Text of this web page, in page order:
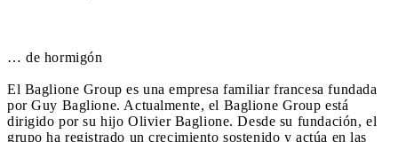
… de hormigón
El Baglione Group es una empresa familiar francesa fundada
por Guy Baglione. Actualmente, el Baglione Group está
dirigido por su hijo Olivier Baglione. Desde su fundación, el
grupo ha registrado un crecimiento sostenido y actúa en las